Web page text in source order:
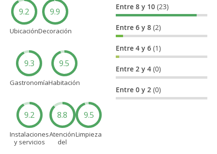
9.2
Ubicación
9.9
Decoración
9.3
Gastronomía
9.5
Habitación
9.2
Instalaciones
y servicios
8.8
Atención
del
9.5
Limpieza
Entre 8 y 10(23)
Entre 6 y 8(2)
Entre 4 y 6(1)
Entre 2 y 4(0)
Entre 0 y 2(0)